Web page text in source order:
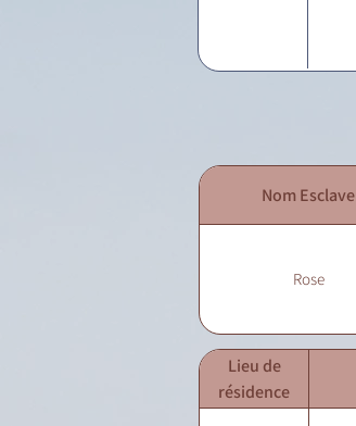
Nom Esclave
Rose
Lieu de
résidence